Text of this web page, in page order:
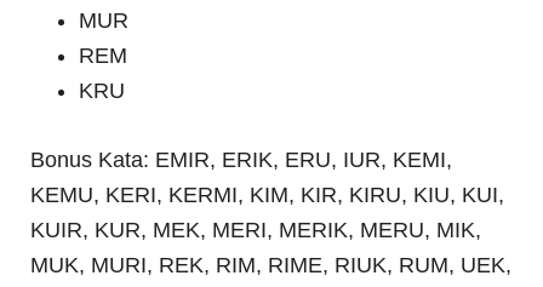
MUR
REM
KRU
Bonus Kata: EMIR, ERIK, ERU, IUR, KEMI,
KEMU, KERI, KERMI, KIM, KIR, KIRU, KIU, KUI,
KUIR, KUR, MEK, MERI, MERIK, MERU, MIK,
MUK, MURI, REK, RIM, RIME, RIUK, RUM, UEK,